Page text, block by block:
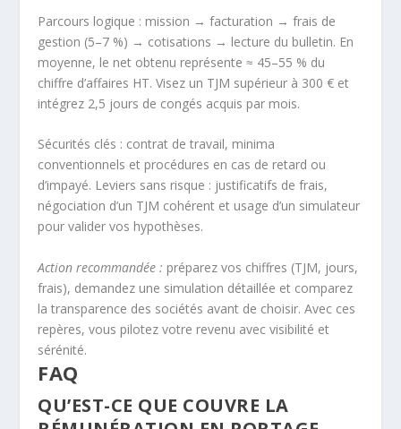
Parcours logique : mission → facturation → frais de
gestion (5–7 %) → cotisations → lecture du bulletin. En
moyenne, le net obtenu représente ≈ 45–55 % du
chiffre d’affaires HT. Visez un TJM supérieur à 300 € et
intégrez 2,5 jours de congés acquis par mois.
Sécurités clés : contrat de travail, minima
conventionnels et procédures en cas de retard ou
d’impayé. Leviers sans risque : justificatifs de frais,
négociation d’un TJM cohérent et usage d’un simulateur
pour valider vos hypothèses.
Action recommandée : préparez vos chiffres (TJM, jours,
frais), demandez une simulation détaillée et comparez
la transparence des sociétés avant de choisir. Avec ces
repères, vous pilotez votre revenu avec visibilité et
sérénité.
FAQ
QU’EST-CE QUE COUVRE LA